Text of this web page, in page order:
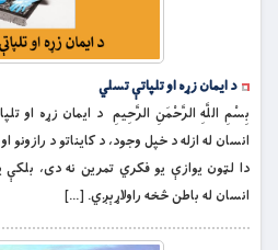
د ایمان زړه او تلپاتې تسلي
بِسْمِ اللَّهِ الرَّحْمَنِ الرَّحِيمِ د ایمان زړه او
انسان له ازله د خپل وجود، د کایناتو د
دا لټون یوازې یو فکري تمرین نه دی،
انسان له باطن څخه راولاړېږي. […]